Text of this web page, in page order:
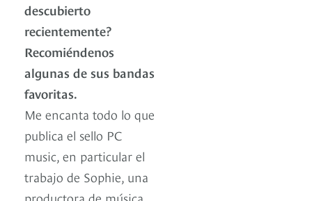
descubierto
recientemente?
Recomiéndenos
algunas de sus bandas
favoritas.
Me encanta todo lo que
publica el sello PC
music, en particular el
trabajo de Sophie, una
productora de música